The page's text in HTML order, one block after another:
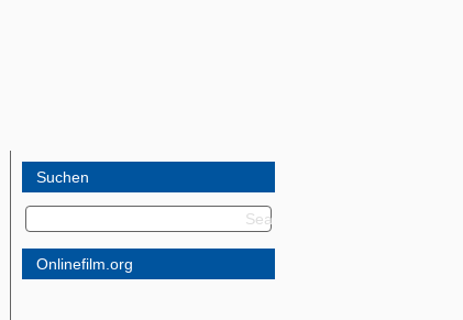
Suchen
Onlinefilm.org